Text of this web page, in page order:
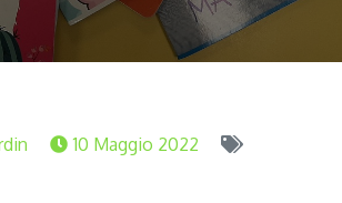
10 Maggio 2022